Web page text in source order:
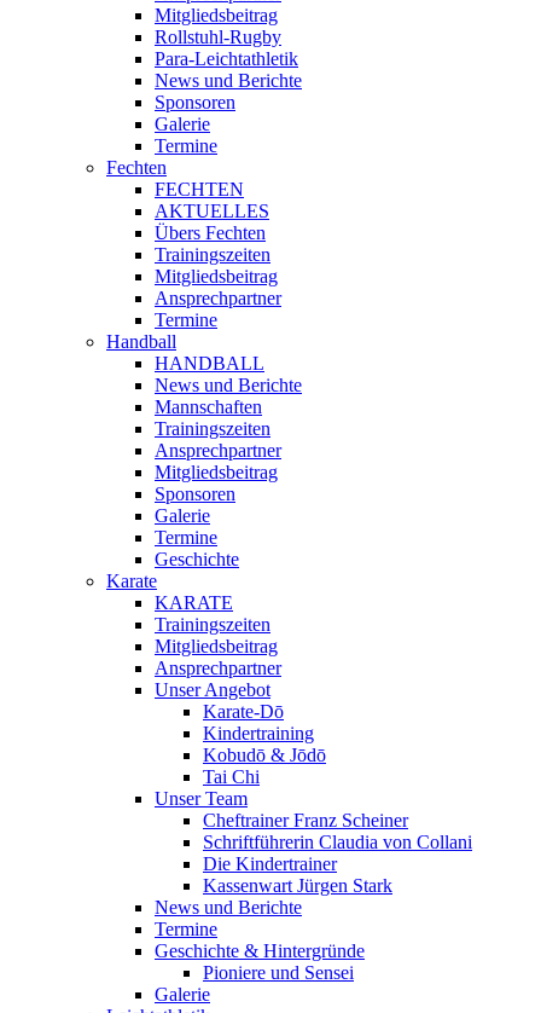
Mitgliedsbeitrag
Rollstuhl-Rugby
Para-Leichtathletik
News und Berichte
Sponsoren
Galerie
Termine
Fechten
FECHTEN
AKTUELLES
Übers Fechten
Trainingszeiten
Mitgliedsbeitrag
Ansprechpartner
Termine
Handball
HANDBALL
News und Berichte
Mannschaften
Trainingszeiten
Ansprechpartner
Mitgliedsbeitrag
Sponsoren
Galerie
Termine
Geschichte
Karate
KARATE
Trainingszeiten
Mitgliedsbeitrag
Ansprechpartner
Unser Angebot
Karate-Dō
Kindertraining
Kobudō & Jōdō
Tai Chi
Unser Team
Cheftrainer Franz Scheiner
Schriftführerin Claudia von Collani
Die Kindertrainer
Kassenwart Jürgen Stark
News und Berichte
Termine
Geschichte & Hintergründe
Pioniere und Sensei
Galerie